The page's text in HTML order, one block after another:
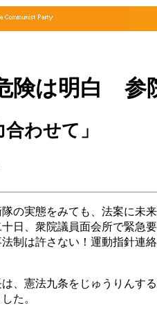
険は明白 参
わせて」
の実態をみても、法案に未
日、衆院議員面会所で緊急
制は許さない！運動指針連
、憲法九条をじゅうりんす
た。